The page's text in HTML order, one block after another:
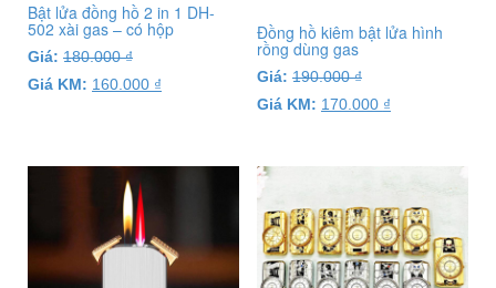
Bật lửa đồng hồ 2 in 1 DH-
502 xài gas – có hộp
Giá: 180.000₫
Giá KM: 160.000 ₫
Đồng hồ kiêm bật lửa hình
rồng dùng gas
Giá: 190.000₫
Giá KM: 170.000 ₫